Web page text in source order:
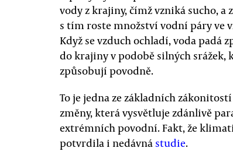
vody z krajiny, čímž vzniká sucho, a
s tím roste množství vodní páry ve
Když se vzduch ochladí, voda padá
do krajiny v podobě silných srážek,
způsobují povodně.
To je jedna ze základních zákonitostí
změny, která vysvětluje zdánlivě
extrémních povodní. Fakt, že
potvrdila i nedávná studie.